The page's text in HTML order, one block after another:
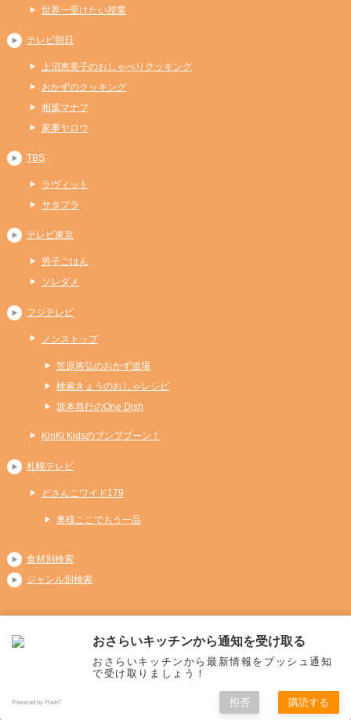
料理別 検索
世界一受けたい授業
テレビ朝日
上沼恵美子のおしゃべりクッキング
おかずのクッキング
相葉マナブ
家事ヤロウ
TBS
ラヴィット
サタプラ
テレビ東京
男子ごはん
ソレダメ
フジテレビ
ノンストップ
笠原将弘のおかず道場
検索きょうのおしゃレシピ
坂本昌行のOne Dish
KinKi Kidsのブンブブーン！
札幌テレビ
どさんこワイド179
奥様ここでもう一品
食材別検索
ジャンル別検索
Copyright (C) 2026 おさらいキッチン
All Rights Reserved.
おさらいキッチンから通知を受け取る
おさらいキッチンから最新情報をプッシュ通知
で受け取りましょう！
Powered by Push7 拒否 購読する